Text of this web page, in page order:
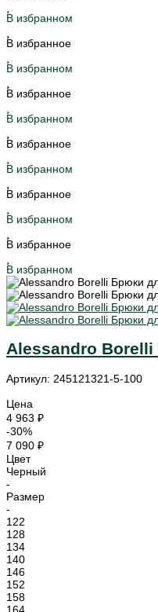
В избранном
В избранное
В избранном
В избранное
В избранном
В избранное
В избранном
В избранное
В избранном
В избранное
В избранном
Alessandro Borelli
Артикул: 245121321-5-100
Цена
4 963 ₽
-30%
7 090 ₽
Цвет
Черный
-
Размер
-
122
128
134
140
146
152
158